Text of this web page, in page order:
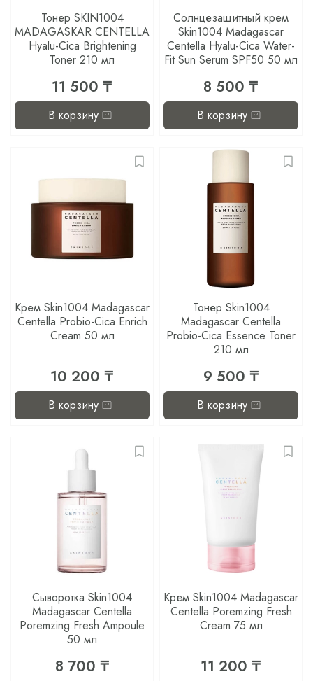
Тонер SKIN1004
MADAGASKAR CENTELLA
Hyalu-Cica Brightening
Toner 210 мл
11 500 ₸
В корзину
Солнцезащитный крем
Skin1004 Madagascar
Centella Hyalu-Cica Water-
Fit Sun Serum SPF50 50 мл
8 500 ₸
В корзину
Крем Skin1004 Madagasсar
Centella Probio-Cica Enrich
Cream 50 мл
10 200 ₸
В корзину
Тонер Skin1004
Madagasсar Centella
Probio-Cica Essence Toner
210 мл
9 500 ₸
В корзину
Сыворотка Skin1004
Madagascar Centella
Poremzing Fresh Ampoule
50 мл
8 700 ₸
Крем Skin1004 Madagascar
Centella Poremzing Fresh
Cream 75 мл
11 200 ₸